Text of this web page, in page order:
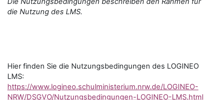
die Nutzung des LMS.
Hier finden Sie die Nutzungsbedingungen des LOGINEO
LMS:
https://www.logineo.schulministerium.nrw.de/LOGINEO-
NRW/DSGVO/Nutzungsbedingungen-LOGINEO-LMS.html